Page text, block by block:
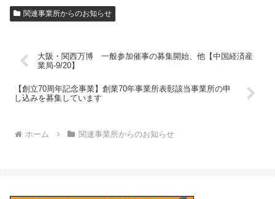
関連事業所からのお知らせ
大阪・関西万博 一般参加催事の募集開始、他【中国経済産
業局-9/20】
【創立70周年記念事業】創業70年事業所表彰該当事業所の申
し込みを募集しています
ホーム 関連事業所からのお知らせ